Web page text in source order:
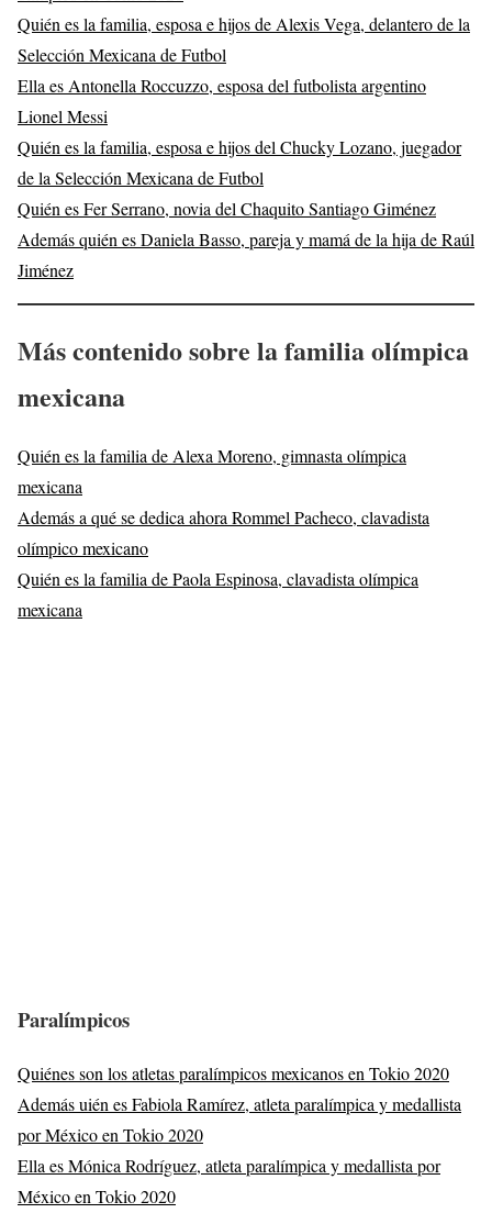
Quién es la familia, esposa e hijos de Alexis Vega, delantero de la
Selección Mexicana de Futbol
Ella es Antonella Roccuzzo, esposa del futbolista argentino
Lionel Messi
Quién es la familia, esposa e hijos del Chucky Lozano, juegador
de la Selección Mexicana de Futbol
Quién es Fer Serrano, novia del Chaquito Santiago Giménez
Además quién es Daniela Basso, pareja y mamá de la hija de Raúl
Jiménez
Más contenido sobre la familia olímpica
mexicana
Quién es la familia de Alexa Moreno, gimnasta olímpica
mexicana
Además a qué se dedica ahora Rommel Pacheco, clavadista
olímpico mexicano
Quién es la familia de Paola Espinosa, clavadista olímpica
mexicana
Paralímpicos
Quiénes son los atletas paralímpicos mexicanos en Tokio 2020
Además uién es Fabiola Ramírez, atleta paralímpica y medallista
por México en Tokio 2020
Ella es Mónica Rodríguez, atleta paralímpica y medallista por
México en Tokio 2020